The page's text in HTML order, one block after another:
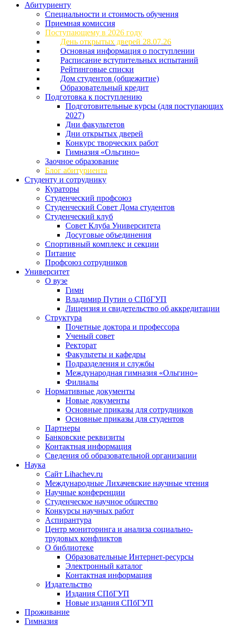
Абитуриенту
Специальности и стоимость обучения
Приемная комиссия
Поступающему в 2026 году
День открытых дверей 28.07.26
Основная информация о поступлении
Расписание вступительных испытаний
Рейтинговые списки
Дом студентов (общежитие)
Образовательный кредит
Подготовка к поступлению
Подготовительные курсы (для поступающих
2027)
Дни факультетов
Дни открытых дверей
Конкурс творческих работ
Гимназия «Ольгино»
Заочное образование
Блог абитуриента
Студенту и сотруднику
Кураторы
Студенческий профсоюз
Студенческий Совет Дома студентов
Студенческий клуб
Совет Клуба Университета
Досуговые объединения
Спортивный комплекс и секции
Питание
Профсоюз сотрудников
Университет
О вузе
Гимн
Владимир Путин о СПбГУП
Лицензия и свидетельство об аккредитации
Структура
Почетные доктора и профессора
Ученый совет
Ректорат
Факультеты и кафедры
Подразделения и службы
Международная гимназия «Ольгино»
Филиалы
Нормативные документы
Новые документы
Основные приказы для сотрудников
Основные приказы для студентов
Партнеры
Банковские реквизиты
Контактная информация
Сведения об образовательной организации
Наука
Сайт Lihachev.ru
Международные Лихачевские научные чтения
Научные конференции
Студенческое научное общество
Конкурсы научных работ
Аспирантура
Центр мониторинга и анализа социально-
трудовых конфликтов
О библиотеке
Образовательные Интернет-ресурсы
Электронный каталог
Контактная информация
Издательство
Издания СПбГУП
Новые издания СПбГУП
Проживание
Гимназия